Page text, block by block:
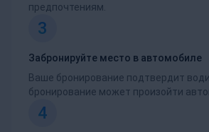
предпочтениям.
3
Забронируйте место в автомобиле
Ваше бронирование подтвердит
бронирование может произойти
4